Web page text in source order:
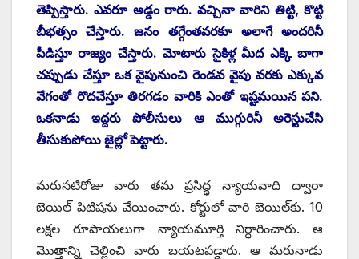
తెప్పిస్తారు. ఎవరూ అడ్డం రారు. వచ్చినా వారిని తిట్టి, కొట్టి
బీభత్సం చేస్తారు. జనం తగ్గేంతవరకూ అలాగే అందరినీ
పీడిస్తూ రాజ్యం చేస్తారు. మోటారు సైకిళ్ల మీద ఎక్కి బాగా
చప్పుడు చేస్తూ ఒక వైపునుంచి రెండవ వైపు వరకు ఎక్కువ
వేగంతో రొదచేస్తూ తిరగడం వారికి ఎంతో ఇష్టమయిన పని.
ఒకనాడు ఇద్దరు పోలీసులు ఆ ముగ్గురినీ అరెస్టుచేసి
తీసుకుపోయి జైల్లో పెట్టారు.
మరుసటిరోజు వారు తమ ప్రసిద్ధ న్యాయవాది ద్వారా
బెయిల్‌ పిటిషను వేయించారు. కోర్టులో వారి బెయిల్‌కు. 10
లక్షల రూపాయలుగా న్యాయమూర్తి నిర్ధారించారు. ఆ
మొత్తాన్ని చెల్లించి వారు బయటపడ్డారు. ఆ మరునాడు